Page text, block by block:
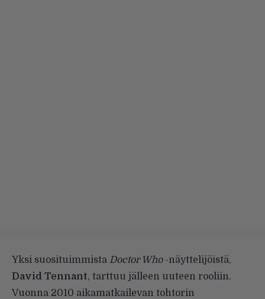
Yksi suosituimmista Doctor Who-näyttelijöistä,
David Tennant, tarttuu jälleen uuteen rooliin.
Vuonna 2010 aikamatkailevan tohtorin